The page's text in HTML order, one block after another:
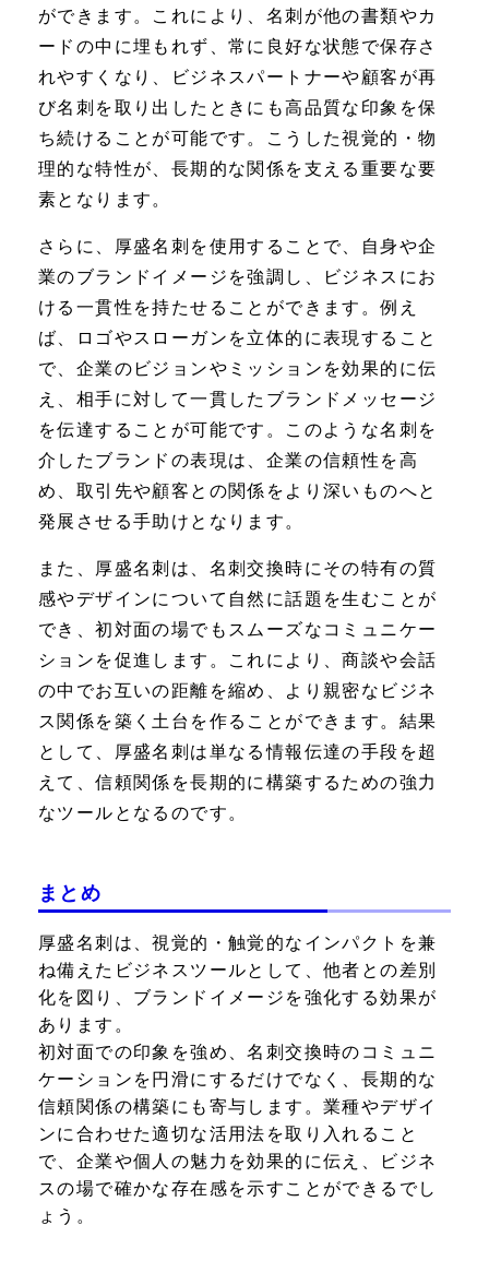
ができます。これにより、名刺が他の書類やカ
ードの中に埋もれず、常に良好な状態で保存さ
れやすくなり、ビジネスパートナーや顧客が再
び名刺を取り出したときにも高品質な印象を保
ち続けることが可能です。こうした視覚的・物
理的な特性が、長期的な関係を支える重要な要
素となります。
さらに、厚盛名刺を使用することで、自身や企
業のブランドイメージを強調し、ビジネスにお
ける一貫性を持たせることができます。例え
ば、ロゴやスローガンを立体的に表現すること
で、企業のビジョンやミッションを効果的に伝
え、相手に対して一貫したブランドメッセージ
を伝達することが可能です。このような名刺を
介したブランドの表現は、企業の信頼性を高
め、取引先や顧客との関係をより深いものへと
発展させる手助けとなります。
また、厚盛名刺は、名刺交換時にその特有の質
感やデザインについて自然に話題を生むことが
でき、初対面の場でもスムーズなコミュニケー
ションを促進します。これにより、商談や会話
の中でお互いの距離を縮め、より親密なビジネ
ス関係を築く土台を作ることができます。結果
として、厚盛名刺は単なる情報伝達の手段を超
えて、信頼関係を長期的に構築するための強力
なツールとなるのです。
まとめ
厚盛名刺は、視覚的・触覚的なインパクトを兼
ね備えたビジネスツールとして、他者との差別
化を図り、ブランドイメージを強化する効果が
あります。
初対面での印象を強め、名刺交換時のコミュニ
ケーションを円滑にするだけでなく、長期的な
信頼関係の構築にも寄与します。業種やデザイ
ンに合わせた適切な活用法を取り入れること
で、企業や個人の魅力を効果的に伝え、ビジネ
スの場で確かな存在感を示すことができるでし
ょう。